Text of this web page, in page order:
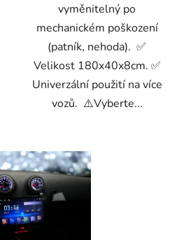
vyměnitelný po
mechanickém poškození
(patník, nehoda). ✅
Velikost 180x40x8cm. ✅
Univerzální použití na více
vozů. ⚠️Vyberte...